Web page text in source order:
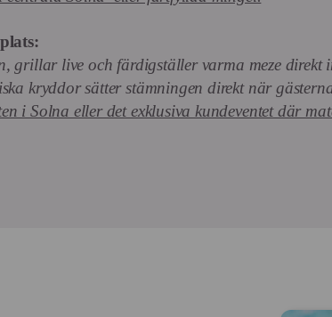
grillar live och färdigställer varma meze direkt
kryddor sätter stämningen direkt när
i Solna eller det exklusiva kundeventet där